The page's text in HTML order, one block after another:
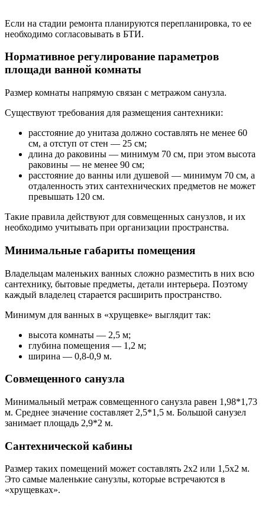
Если на стадии ремонта планируются перепланировка, то ее
необходимо согласовывать в БТИ.
Нормативное регулирование параметров
площади ванной комнаты
Размер комнаты напрямую связан с метражом санузла.
Существуют требования для размещения сантехники:
расстояние до унитаза должно составлять не менее 60
см, а отступ от стен — 25 см;
длина до раковины — минимум 70 см, при этом высота
раковины — не менее 90 см;
расстояние до ванны или душевой — минимум 70 см, а
отдаленность этих сантехнических предметов не может
превышать 120 см.
Такие правила действуют для совмещенных санузлов, и их
необходимо учитывать при организации пространства.
Минимальные габариты помещения
Владельцам маленьких ванных сложно разместить в них всю
сантехнику, бытовые предметы, детали интерьера. Поэтому
каждый владелец старается расширить пространство.
Минимум для ванных в «хрущевке» выглядит так:
высота комнаты — 2,5 м;
глубина помещения — 1,2 м;
ширина — 0,8-0,9 м.
Совмещенного санузла
Минимальный метраж совмещенного санузла равен 1,98*1,73
м. Среднее значение составляет 2,5*1,5 м. Большой санузел
занимает площадь 2,9*2 м.
Сантехнической кабины
Размер таких помещений может составлять 2х2 или 1,5х2 м.
Это самые маленькие санузлы, которые встречаются в
«хрущевках».